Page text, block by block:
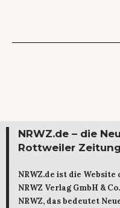
NRWZ.de – die
Rottweiler Zeitung
NRWZ.de ist die Website
NRWZ Verlag GmbH &
NRWZ, das bedeutet